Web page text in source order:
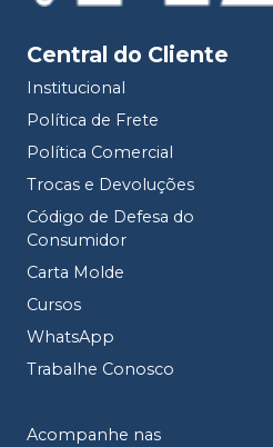
Central do Cliente
Institucional
Política de Frete
Política Comercial
Trocas e Devoluções
Código de Defesa do
Consumidor
Carta Molde
Cursos
WhatsApp
Trabalhe Conosco
Acompanhe nas